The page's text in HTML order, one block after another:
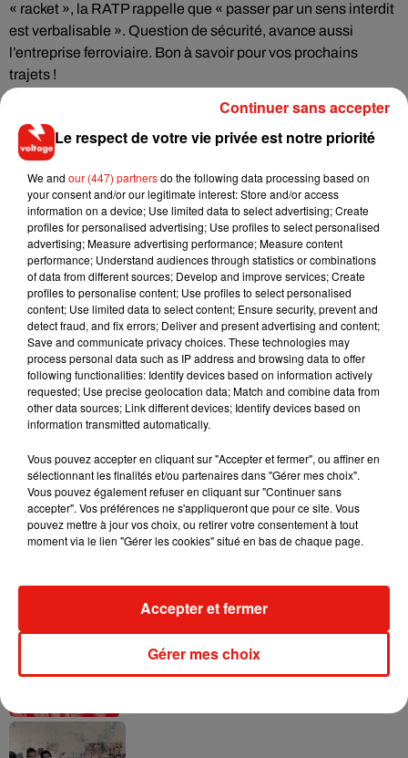
« racket », la RATP rappelle que « passer par un sens interdit
est verbalisable ». Question de sécurité, avance aussi
l’entreprise ferroviaire. Bon à savoir pour vos prochains
trajets !
Bonjour Lucile, je suis navré de la situation.. Cependant il
est vrai que passer par un sens interdit est verbalisable. Si
vous souhaitez contester votre infraction, je vous invite à
faire un mail sur le lien suivant :https://t.co/sAVh6jtPP0
Bonne journée. Chris
— Service client RATP (@ClientsRATP)27 février 2018
Musique
7 août 2026
RÜFÜS DU SOL annonce un nouvel
album après sa tournée mondiale
Angèle et Amélie Lens dévoilent leur
collaboration tant attendue
6 août 2026
Il y a 10 ans, DJ Snake changeait de
dimension avec son premier...
Le respect de votre vie privée est notre priorité
We and our (447) partnersdo the following data processing based on
your consent and/or our legitimate interest: Store and/or access
information on a device; Use limited data to select advertising; Create
profiles for personalised advertising; Use profiles to select personalised
advertising; Measure advertising performance; Measure content
performance; Understand audiences through statistics or combinations
of data from different sources; Develop and improve services; Create
profiles to personalise content; Use profiles to select personalised
content; Use limited data to select content; Ensure security, prevent and
detect fraud, and fix errors; Deliver and present advertising and content;
Save and communicate privacy choices. These technologies may
process personal data such as IP address and browsing data to offer
following functionalities: Identify devices based on information actively
requested; Use precise geolocation data; Match and combine data from
other data sources; Link different devices; Identify devices based on
information transmitted automatically.
Vous pouvez accepter en cliquant sur "Accepter et fermer", ou affiner en
sélectionnant les finalités et/ou partenaires dans "Gérer mes choix".
Vous pouvez également refuser en cliquant sur "Continuer sans
accepter". Vos préférences ne s'appliqueront que pour ce site. Vous
pouvez mettre à jour vos choix, ou retirer votre consentement à tout
moment via le lien "Gérer les cookies" situé en bas de chaque page.
Gérer mes choix
Accepter et fermer
Continuer sans accepter